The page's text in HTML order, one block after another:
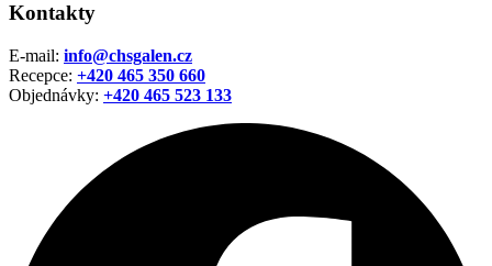
Kontakty
E-mail: info@chsgalen.cz
Recepce: +420 465 350 660
Objednávky: +420 465 523 133